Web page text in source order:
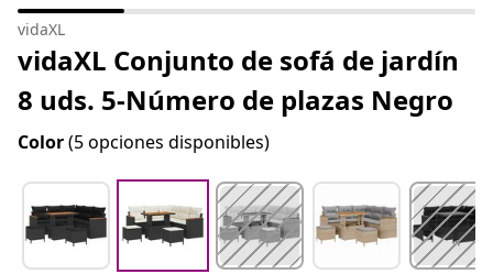
vidaXL
vidaXL Conjunto de sofá de jardín
8 uds. 5-Número de plazas Negro
Color(5 opciones disponibles)